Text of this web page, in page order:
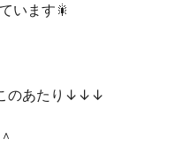
います🎇
のあたり↓↓↓